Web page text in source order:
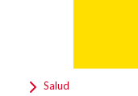
Salud